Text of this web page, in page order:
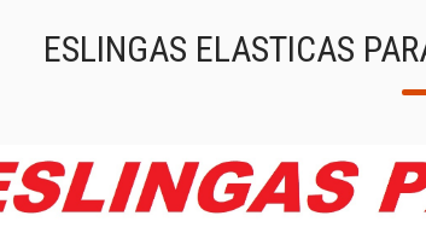
ESLINGAS ELASTICAS